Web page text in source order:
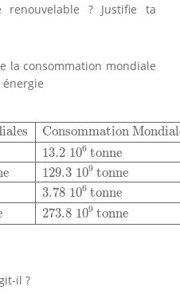
renouvelable ? Justifie ta
la consommation mondiale
Consommation
13.2 106 tonne
129.3 109 tonne
3.78 106 tonne
273.8 109 tonne
MondialeTourbe
il ?